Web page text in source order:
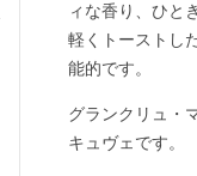
ィな香り、ひと
軽くトーストし
能的です。
グランクリュ・
キュヴェです。